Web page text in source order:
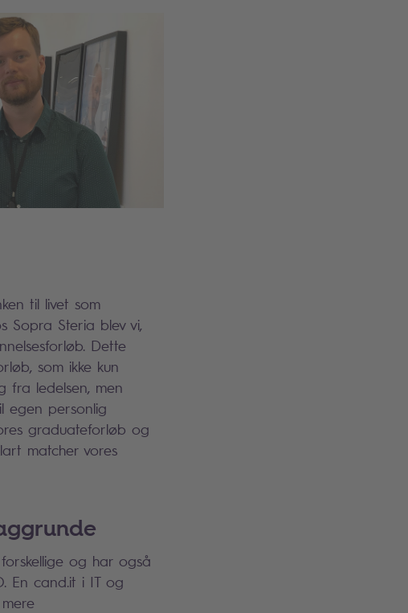
til livet som
Sopra Steria blev vi,
Dette
som ikke kun
fra ledelsen, men
egen personlig
graduateforløb og
matcher vores
og har også
En cand.it i IT og